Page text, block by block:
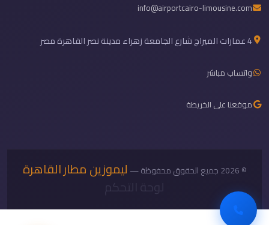
info@airportcairo-limousine.com
4 عمارات الميراج شارع الجامعة زهراء مدينة نصر القاهرة مصر
واتساب مباشر
موقعنا على الخريطة
ليموزين مطار القاهرة